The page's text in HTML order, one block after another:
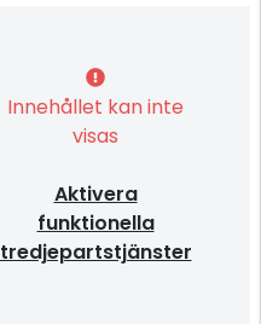
Innehållet kan inte
visas
Aktivera
funktionella
tredjepartstjänster